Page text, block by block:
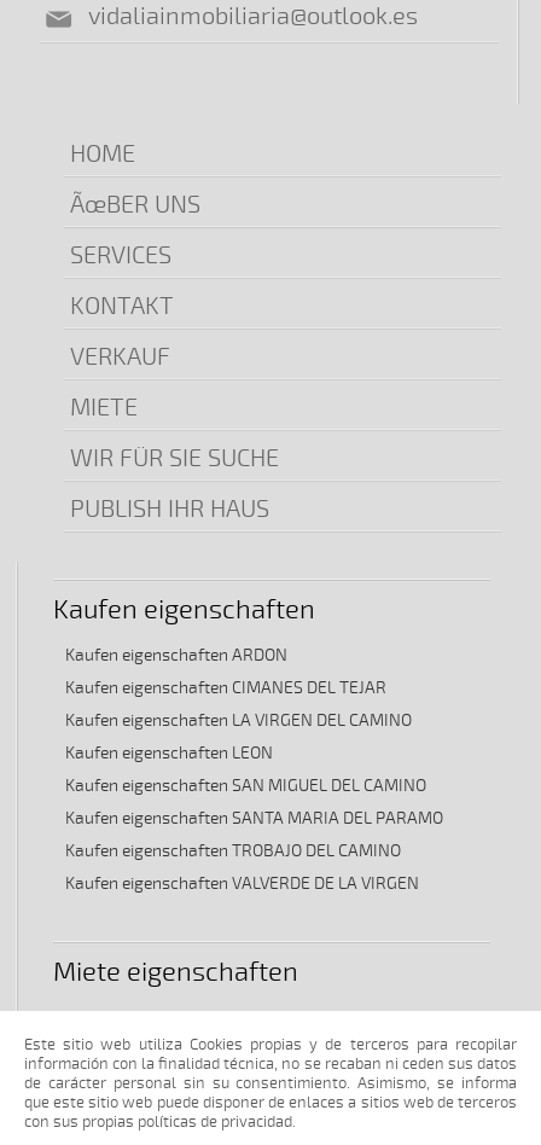
vidaliainmobiliaria@outlook.es
HOME
ÃœBER UNS
SERVICES
KONTAKT
VERKAUF
MIETE
WIR FÜR SIE SUCHE
PUBLISH IHR HAUS
Kaufen eigenschaften
Kaufen eigenschaften ARDON
Kaufen eigenschaften CIMANES DEL TEJAR
Kaufen eigenschaften LA VIRGEN DEL CAMINO
Kaufen eigenschaften LEON
Kaufen eigenschaften SAN MIGUEL DEL CAMINO
Kaufen eigenschaften SANTA MARIA DEL PARAMO
Kaufen eigenschaften TROBAJO DEL CAMINO
Kaufen eigenschaften VALVERDE DE LA VIRGEN
Miete eigenschaften
Miete eigenschaften LA VIRGEN DEL CAMINO
Miete eigenschaften SAN ANDRES DEL RABANEDO
Miete eigenschaften VALVERDE DE LA VIRGEN
Miete eigenschaften VILLADANGOS DEL PARAMO
Este sitio web utiliza Cookies propias y de terceros para recopilar
información con la finalidad técnica, no se recaban ni ceden sus datos
de carácter personal sin su consentimiento. Asimismo, se informa
que este sitio web puede disponer de enlaces a sitios web de terceros
con sus propias políticas de privacidad.